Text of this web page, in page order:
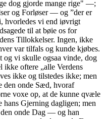
dog gjorde mange rige" —;
og Forløser — og ”der er
hvorledes vi end iøvrigt
til at bøie os for
Tillokkelser. Ingen, ikke
var tilfals og kunde kjøbes.
vi skulle ogsaa vinde, dog
oftere „alle Verdens
ikke og tilstedes ikke; men
den onde Sæd, hvoraf
voxe op, at de kunne qvæle
hans Gjerning dagligen; men
onde Dag — og han